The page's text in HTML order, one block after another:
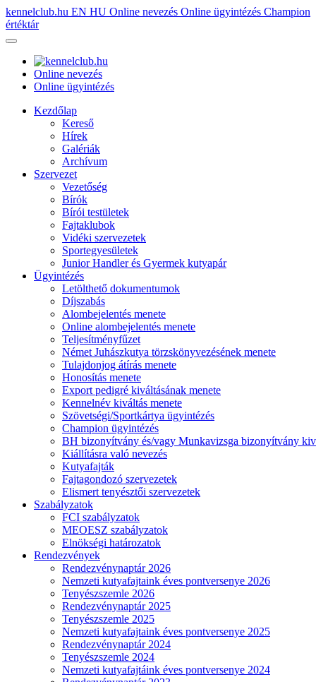
kennelclub.hu EN HU Online nevezés Online ügyintézés Champion
értéktár
Online nevezés
Online ügyintézés
Kezdőlap
Kereső
Hírek
Galériák
Archívum
Szervezet
Vezetőség
Bírók
Bírói testületek
Fajtaklubok
Vidéki szervezetek
Sportegyesületek
Junior Handler és Gyermek kutyapár
Ügyintézés
Letölthető dokumentumok
Díjszabás
Alombejelentés menete
Online alombejelentés menete
Teljesítményfűzet
Német Juhászkutya törzskönyvezésének menete
Tulajdonjog átírás menete
Honosítás menete
Export pedigré kiváltásának menete
Kennelnév kiváltás menete
Szövetségi/Sportkártya ügyintézés
Champion ügyintézés
BH bizonyítvány és/vagy Munkavizsga bizonyítvány
Kiállításra való nevezés
Kutyafajták
Fajtagondozó szervezetek
Elismert tenyésztői szervezetek
Szabályzatok
FCI szabályzatok
MEOESZ szabályzatok
Elnökségi határozatok
Rendezvények
Rendezvénynaptár 2026
Nemzeti kutyafajtaink éves pontversenye 2026
Tenyészszemle 2026
Rendezvénynaptár 2025
Tenyészszemle 2025
Nemzeti kutyafajtaink éves pontversenye 2025
Rendezvénynaptár 2024
Tenyészszemle 2024
Nemzeti kutyafajtáink éves pontversenye 2024